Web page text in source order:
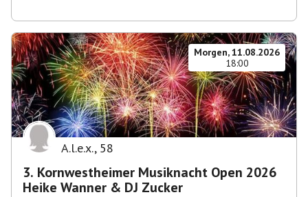
Morgen, 11.08.2026
18:00
A.l.e.x., 58
3. Kornwestheimer Musiknacht Open 2026
Heike Wanner & DJ Zucker